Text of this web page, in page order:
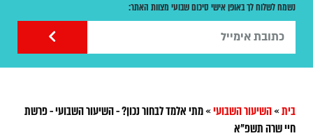
נשמח לשלוח לך באופן אישי סיכום שבועי מצוות האתר:
בית»השיעור השבועי»מתי אלמד לבחור נכון? - השיעור השבועי - פרשת
חיי שרה תשפ"א